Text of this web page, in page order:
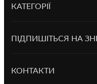
КАТЕГОРІЇ
ПІДПИШІТЬСЯ НА
КОНТАКТИ